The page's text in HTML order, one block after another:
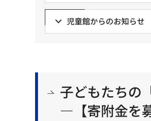
児童館からのお知らせ
子どもたちの
—【寄附金を